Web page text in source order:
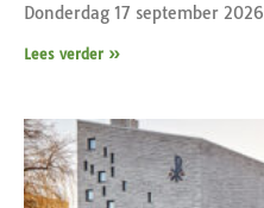
Donderdag 17 september 2026
Lees verder »